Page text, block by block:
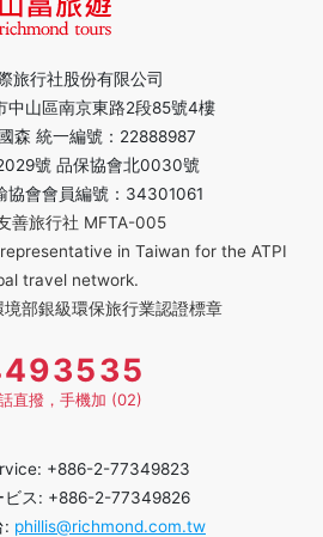
旅行社股份有限公司
中山區南京東路2段85號4樓
森 統一編號：22888987
號 品保協會北0030號
協會會員編號：34301061
善旅行社 MFTA-005
in Taiwan for the ATPI
travel network.
部銀級環保旅行業認證標章
直撥，手機加 (02)
+886-2-77349823
ビス: +886-2-77349826
: phillis@richmond.com.tw